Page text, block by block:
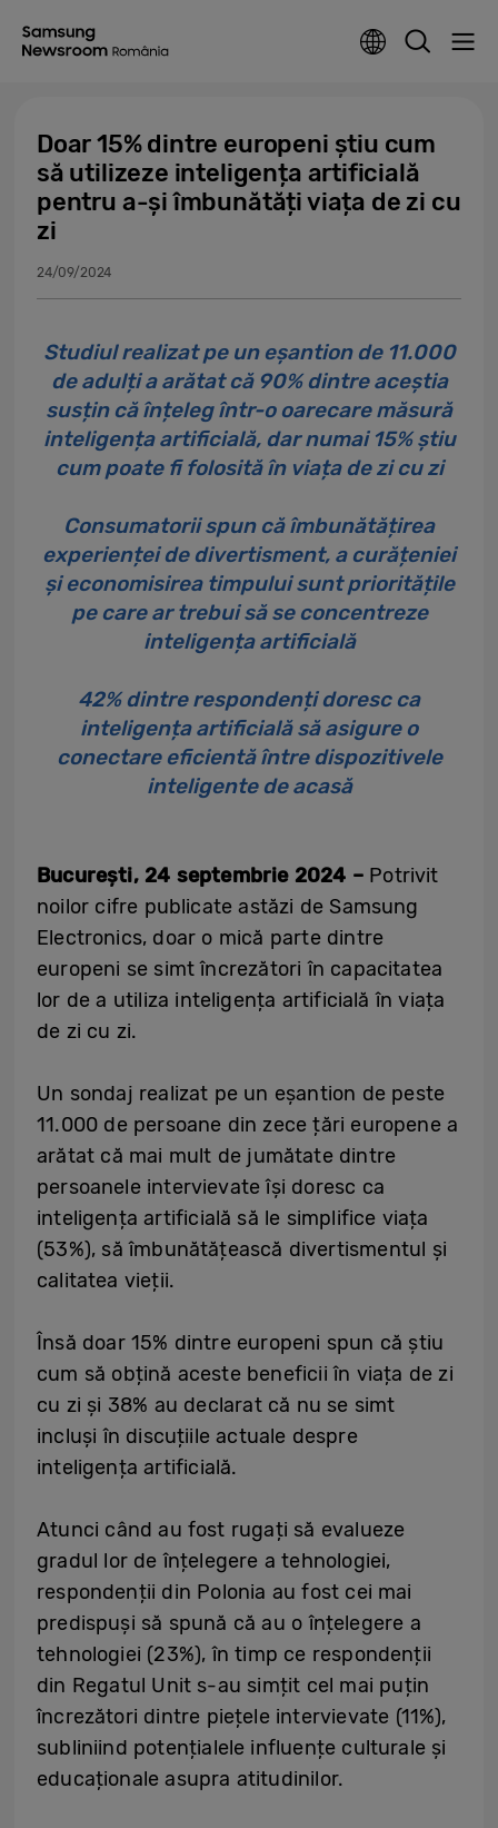
Doar 15% dintre europeni știu cum
să utilizeze inteligența artificială
pentru a-și îmbunătăți viața de zi cu
zi
24/09/2024
Studiul realizat pe un eșantion de 11.000
de adulți a arătat că 90% dintre aceștia
susțin că înțeleg într-o oarecare măsură
inteligența artificială, dar numai 15% știu
cum poate fi folosită în viața de zi cu zi
Consumatorii spun că îmbunătățirea
experienței de divertisment, a curățeniei
și economisirea timpului sunt prioritățile
pe care ar trebui să se concentreze
inteligența artificială
42% dintre respondenți doresc ca
inteligența artificială să asigure o
conectare eficientă între dispozitivele
inteligente de acasă
București, 24 septembrie 2024 – Potrivit
noilor cifre publicate astăzi de Samsung
Electronics, doar o mică parte dintre
europeni se simt încrezători în capacitatea
lor de a utiliza inteligența artificială în viața
de zi cu zi.
Un sondaj realizat pe un eșantion de peste
11.000 de persoane din zece țări europene a
arătat că mai mult de jumătate dintre
persoanele intervievate își doresc ca
inteligența artificială să le simplifice viața
(53%), să îmbunătățească divertismentul și
calitatea vieții.
Însă doar 15% dintre europeni spun că știu
cum să obțină aceste beneficii în viața de zi
cu zi și 38% au declarat că nu se simt
incluși în discuțiile actuale despre
inteligența artificială.
Atunci când au fost rugați să evalueze
gradul lor de înțelegere a tehnologiei,
respondenții din Polonia au fost cei mai
predispuși să spună că au o înțelegere a
tehnologiei (23%), în timp ce respondenții
din Regatul Unit s-au simțit cel mai puțin
încrezători dintre piețele intervievate (11%),
subliniind potențialele influențe culturale și
educaționale asupra atitudinilor.